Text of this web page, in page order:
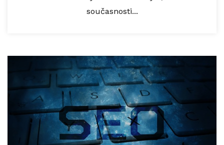
současnosti...